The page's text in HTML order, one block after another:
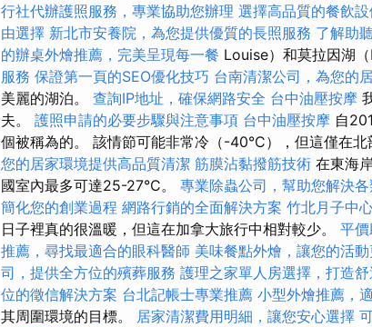
行社代辦護照服務，專業協助您辦理 選擇高品質的餐飲
由選擇 新北市安養院，為您提供優質的長照服務 了解助
的辦桌外燴推薦，完美呈現每一餐 Louise）和莫拉因湖
服務 保證第一頁的SEO優化技巧 台南清潔公司，為您的
美麗的湖泊。 查詢IP地址，確保網路安全 台中油壓按摩
夫。 護照申請的必要步驟與注意事項 台中油壓按摩 自
個被稱為的。 該情節可能非常冷（-40°C），但這僅在北
您的居家環境提供高品質清潔 筋膜沾黏撥筋技術 在東海
國室內最多可達25-27°C。 專業除蟲公司，幫助您解決
簡化您的創業過程 網路行銷的全面解決方案 竹北月子中
日子裡真的很溫暖，但這在加拿大旅行中相對較少。 平
推薦，尋找最適合的眼科醫師 美味餐點外燴，讓您的活
司，提供全方位的殯葬服務 護理之家單人房選擇，打造
位的徵信解決方案 台北記帳士專業推薦 小型外燴推薦，
其周圍環境的目標。 居家清潔費用明細，讓您安心選擇